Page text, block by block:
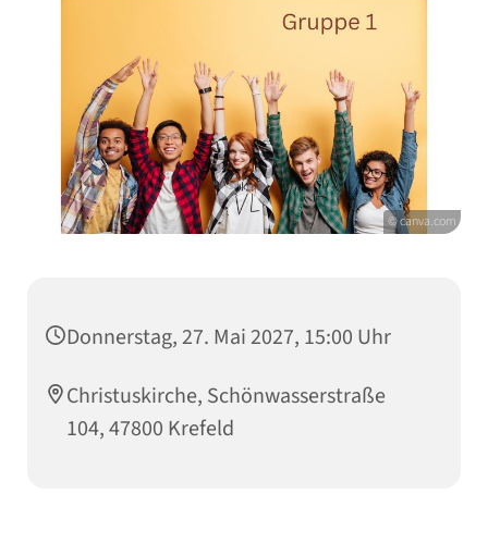
© canva.com
Donnerstag, 27. Mai 2027, 15:00 Uhr
Christuskirche, Schönwasserstraße
104, 47800 Krefeld